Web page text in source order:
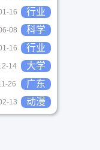
16
行业
08
科学
16
行业
14
大学
26
广东
13 动漫